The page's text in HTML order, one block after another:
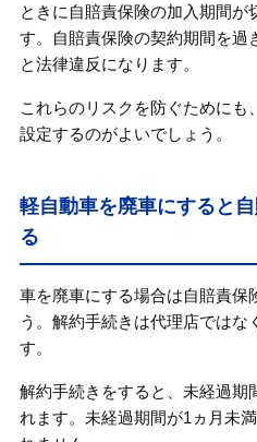
ときに自賠責保険の加入期間
す。自賠責保険の契約期間を過
と法律違反になります。
これらのリスクを防ぐためにも
設定するのがよいでしょう。
軽自動車を廃車にすると
る
車を廃車にする場合は自賠責保
う。解約手続きは代理店ではな
す。
解約手続きをすると、未経過期
れます。未経過期間が1ヵ月未